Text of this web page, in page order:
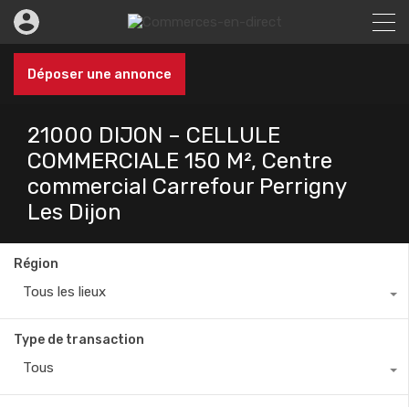
Déposer une annonce
21000 DIJON – CELLULE
COMMERCIALE 150 M², Centre
commercial Carrefour Perrigny
Les Dijon
Région
Tous les lieux
Type de transaction
Tous